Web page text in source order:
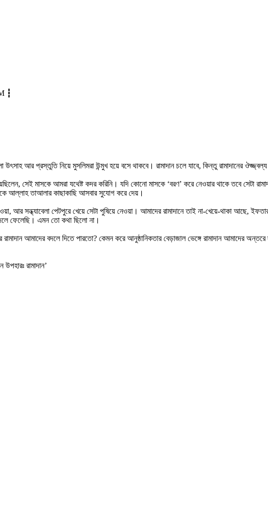
┇
আর প্রস্তুতি নিয়ে মুসলিমরা উন্মুখ হয়ে বসে থাকবে। রামাদান চলে যাবে, কিন্তু রামাদানের
সেই মাসকে আমরা যথেষ্ট কদর করিনি। যদি কোনো মাসকে ‘বরণ’ করে নেওয়ার থাকে তবে সেটা
আল্লাহ তাআলার কাছাকাছি আসবার সুযোগ করে দেয়।
আর সন্ধ্যাবেলা পেটপুরে খেয়ে সেটা পুষিয়ে নেওয়া। আমাদের রামাদানে তাই না-খেয়ে-থাকা আছে,
ফেলেছি। এমন তো কথা ছিলো না।
আমাদের বদলে দিতে পারতো? কেমন করে আনুষ্ঠানিকতার বেড়াজাল ভেঙ্গে রামাদান আমাদের
রামাদান’